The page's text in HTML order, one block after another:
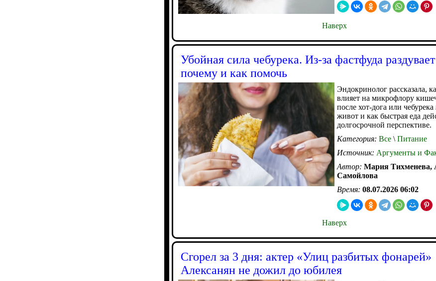
Наверх
Убойная сила чебурека. Из-за фастфуда
почему и как помочь
Эндокринолог рассказала,
влияет на микрофлору
после хот-дога или
живот и как быстрая еда
долгосрочной перспективе.
Категория: Все \ Питание
Источник: Аргументы и
Автор: Мария Тихменева,
Самойлова
Время: 08.07.2026 06:02
Наверх
Сгорел за 3 дня: актер «Улиц разбитых фонарей»
Алексанян не дожил до юбилея